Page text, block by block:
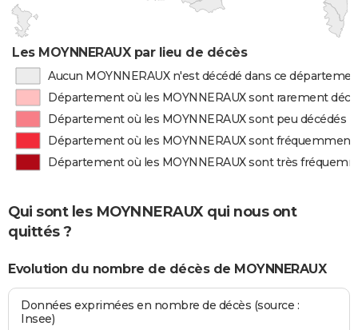
Les MOYNNERAUX par lieu de décès
Aucun MOYNNERAUX n'est décédé dans ce
Département où les MOYNNERAUX sont rarement
Département où les MOYNNERAUX sont peu décédés
Département où les MOYNNERAUX sont fréquemment
Département où les MOYNNERAUX sont très
Qui sont les MOYNNERAUX qui nous ont
quittés ?
Evolution du nombre de décès de MOYNNERAUX
Données exprimées en nombre de décès (source :
Insee)